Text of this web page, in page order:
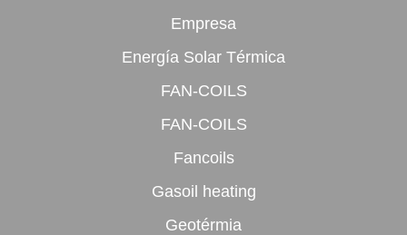
Empresa
Energía Solar Térmica
FAN-COILS
FAN-COILS
Fancoils
Gasoil heating
Geotérmia